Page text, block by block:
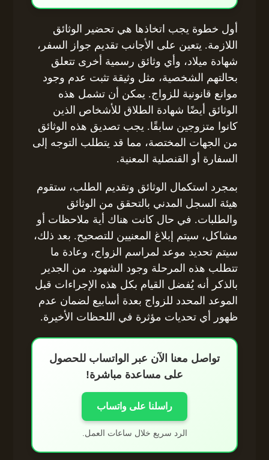
أول خطوة يجب اتخاذها هي تحضير الوثائق
اللازمة. يتعين على الأجانب تقديم جواز السفر،
شهادة ميلاد، وأي وثائق رسمية أخرى تتعلق
بحالتهم الشخصية، مثل وثيقة تثبت عدم وجود
موانع قانونية للزواج. يمكن أن تشمل هذه
الوثائق أيضًا شهادة الطلاق للأشخاص الذين
كانوا متزوجين سابقًا. يجب تصديق هذه الوثائق
من الجهات المختصة، مما قد يتطلب التوجه إلى
السفارة أو القنصلية المعنية.
بمجرد استكمال الوثائق وتقديم الطلب، ستقوم
هيئة السجل المدني بالتحقق من الوثائق
والطلبات. في حال كانت هناك أية ملاحظات أو
مشاكل، سيتم إبلاغ المعنيين للتصحيح. بعد ذلك،
سيتم تحديد موعد لمراسم الزواج، وعادة ما
تتطلب هذه المرحلة وجود الشهود. من الجدير
بالذكر أنه يُفضل القيام بكل هذه الإجراءات قبل
الموعد المحدد للزواج بعدة أسابيع لضمان عدم
ظهور أي تحديات مؤثرة في اللحظات الأخيرة.
تواصل معنا الآن عبر الواتساب للحصول
على مساعدة مباشرة!
راسلنا على واتساب
الرد سريع خلال ساعات العمل.